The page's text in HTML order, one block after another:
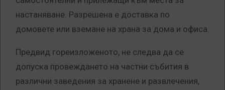
настаняване. Разрешена е доставка по
домовете или вземане на храна за дома и офиса.
Предвид гореизложеното, не следва да се
допуска провеждането на частни събития в
различни заведения за хранене и развлечения,